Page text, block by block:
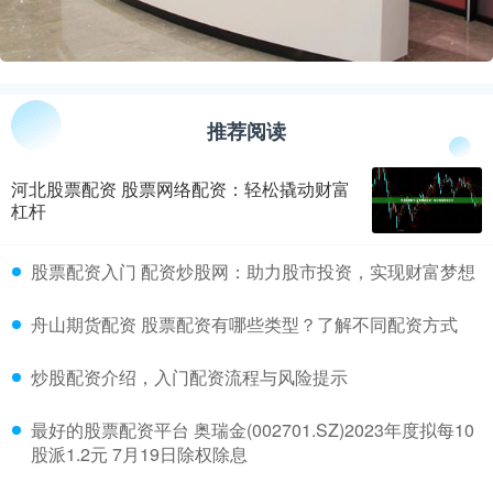
推荐阅读
河北股票配资 股票网络配资：轻松撬动财富
杠杆
​股票配资入门 配资炒股网：助力股市投资，实现财富梦想
​舟山期货配资 股票配资有哪些类型？了解不同配资方式
​炒股配资介绍，入门配资流程与风险提示
​最好的股票配资平台 奥瑞金(002701.SZ)2023年度拟每10
股派1.2元 7月19日除权除息